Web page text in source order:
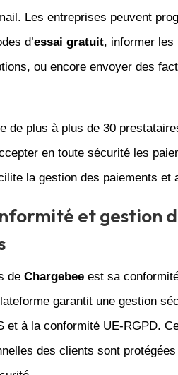
Les entreprises peuvent
d’essai gratuit, informer les
ou encore envoyer des
de plus à plus de 30
en toute sécurité les
la gestion des paiements et
et gestion
de Chargebeeest sa
garantit une gestion
et à la conformité UE-RGPD.
des clients sont